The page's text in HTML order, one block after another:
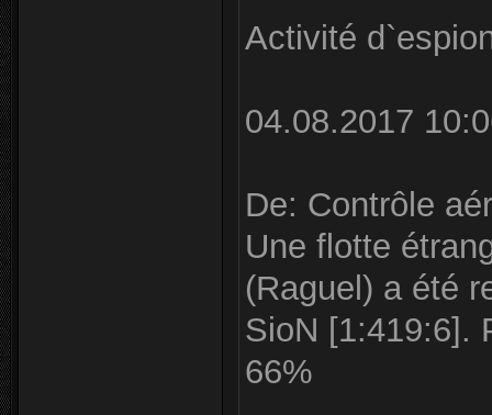
Activité
04.08.2017
De: Contrôle
Une flotte
(Raguel) a été
SioN [1:419:6].
66%